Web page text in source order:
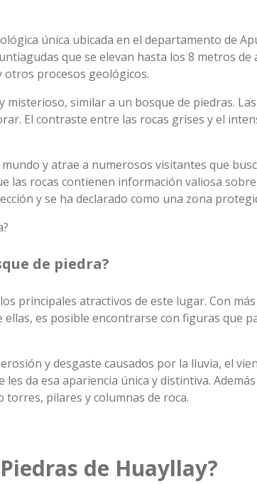
única ubicada en el departamento de
que se elevan hasta los 8 metros
otros procesos geológicos.
similar a un bosque de piedras.
El contraste entre las rocas grises y el
y atrae a numerosos visitantes que
las rocas contienen información valiosa
y se ha declarado como una zona
de piedra?
principales atractivos de este lugar. Con
es posible encontrarse con figuras que
y desgaste causados por la lluvia, el
da esa apariencia única y distintiva.
pilares y columnas de roca.
de Huayllay?